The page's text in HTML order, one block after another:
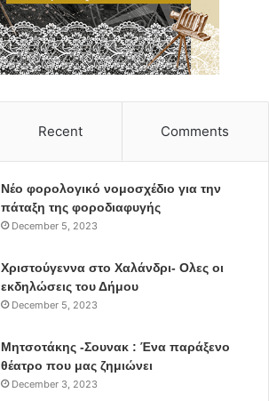
στην παραπάνω αναφερόμενη
και άλλων
παρεμβάσεις επί του δικτύου
του Δήμου Χαλανδρίου. Έγινε
μέρα.
μετά από κλήση του Τμήματος
Πέμπτη 13 Αυγούστου του 2020 και
και έγινε εκ νέου αφαίρεση όλων
Recent Comments
Νέο φορολογικό νομοσχέδιο για την
πάταξη της φοροδιαφυγής
December 5, 2023
Χριστούγεννα στο Χαλάνδρι- Ολες οι
εκδηλώσεις του Δήμου
December 5, 2023
Μητσοτάκης -Σουνακ : Ένα παράξενο
θέατρο που μας ζημιώνει
December 3, 2023